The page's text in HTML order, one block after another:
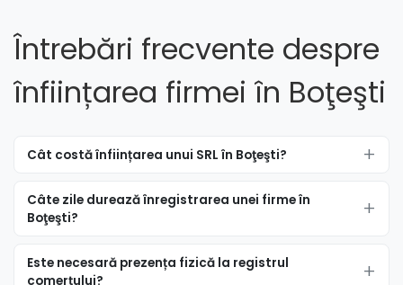
Întrebări frecvente despre
înființarea firmei în Boţeşti
Cât costă înființarea unui SRL în Boţeşti?
Câte zile durează înregistrarea unei firme în
Boţeşti?
Este necesară prezența fizică la registrul
comerțului?